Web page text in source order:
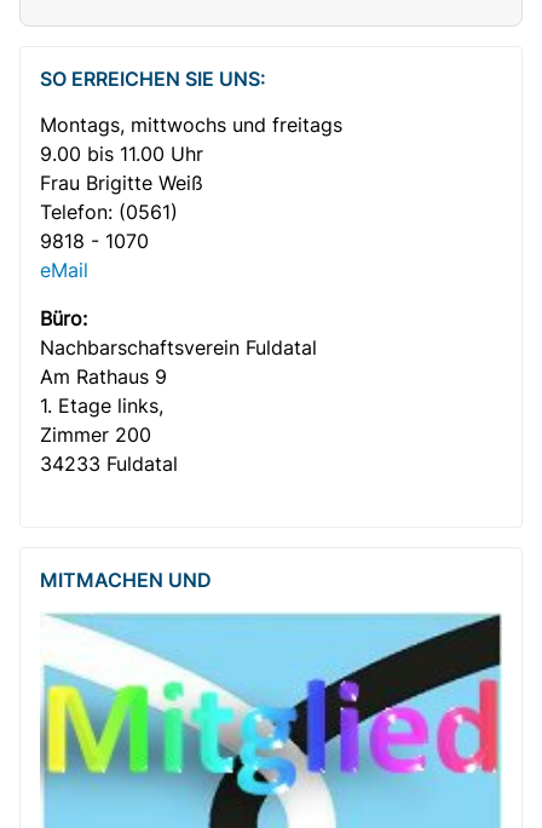
SO ERREICHEN SIE UNS:
Montags, mittwochs und freitags
9.00 bis 11.00 Uhr
Frau Brigitte Weiß
Telefon: (0561)
9818 - 1070
eMail
Büro:
Nachbar­­schafts­verein Fuldatal
Am Rathaus 9
1. Etage links,
Zimmer 200
34233 Fuldatal
MITMACHEN UND